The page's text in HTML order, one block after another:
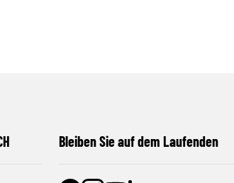
Bleiben Sie auf dem Laufenden